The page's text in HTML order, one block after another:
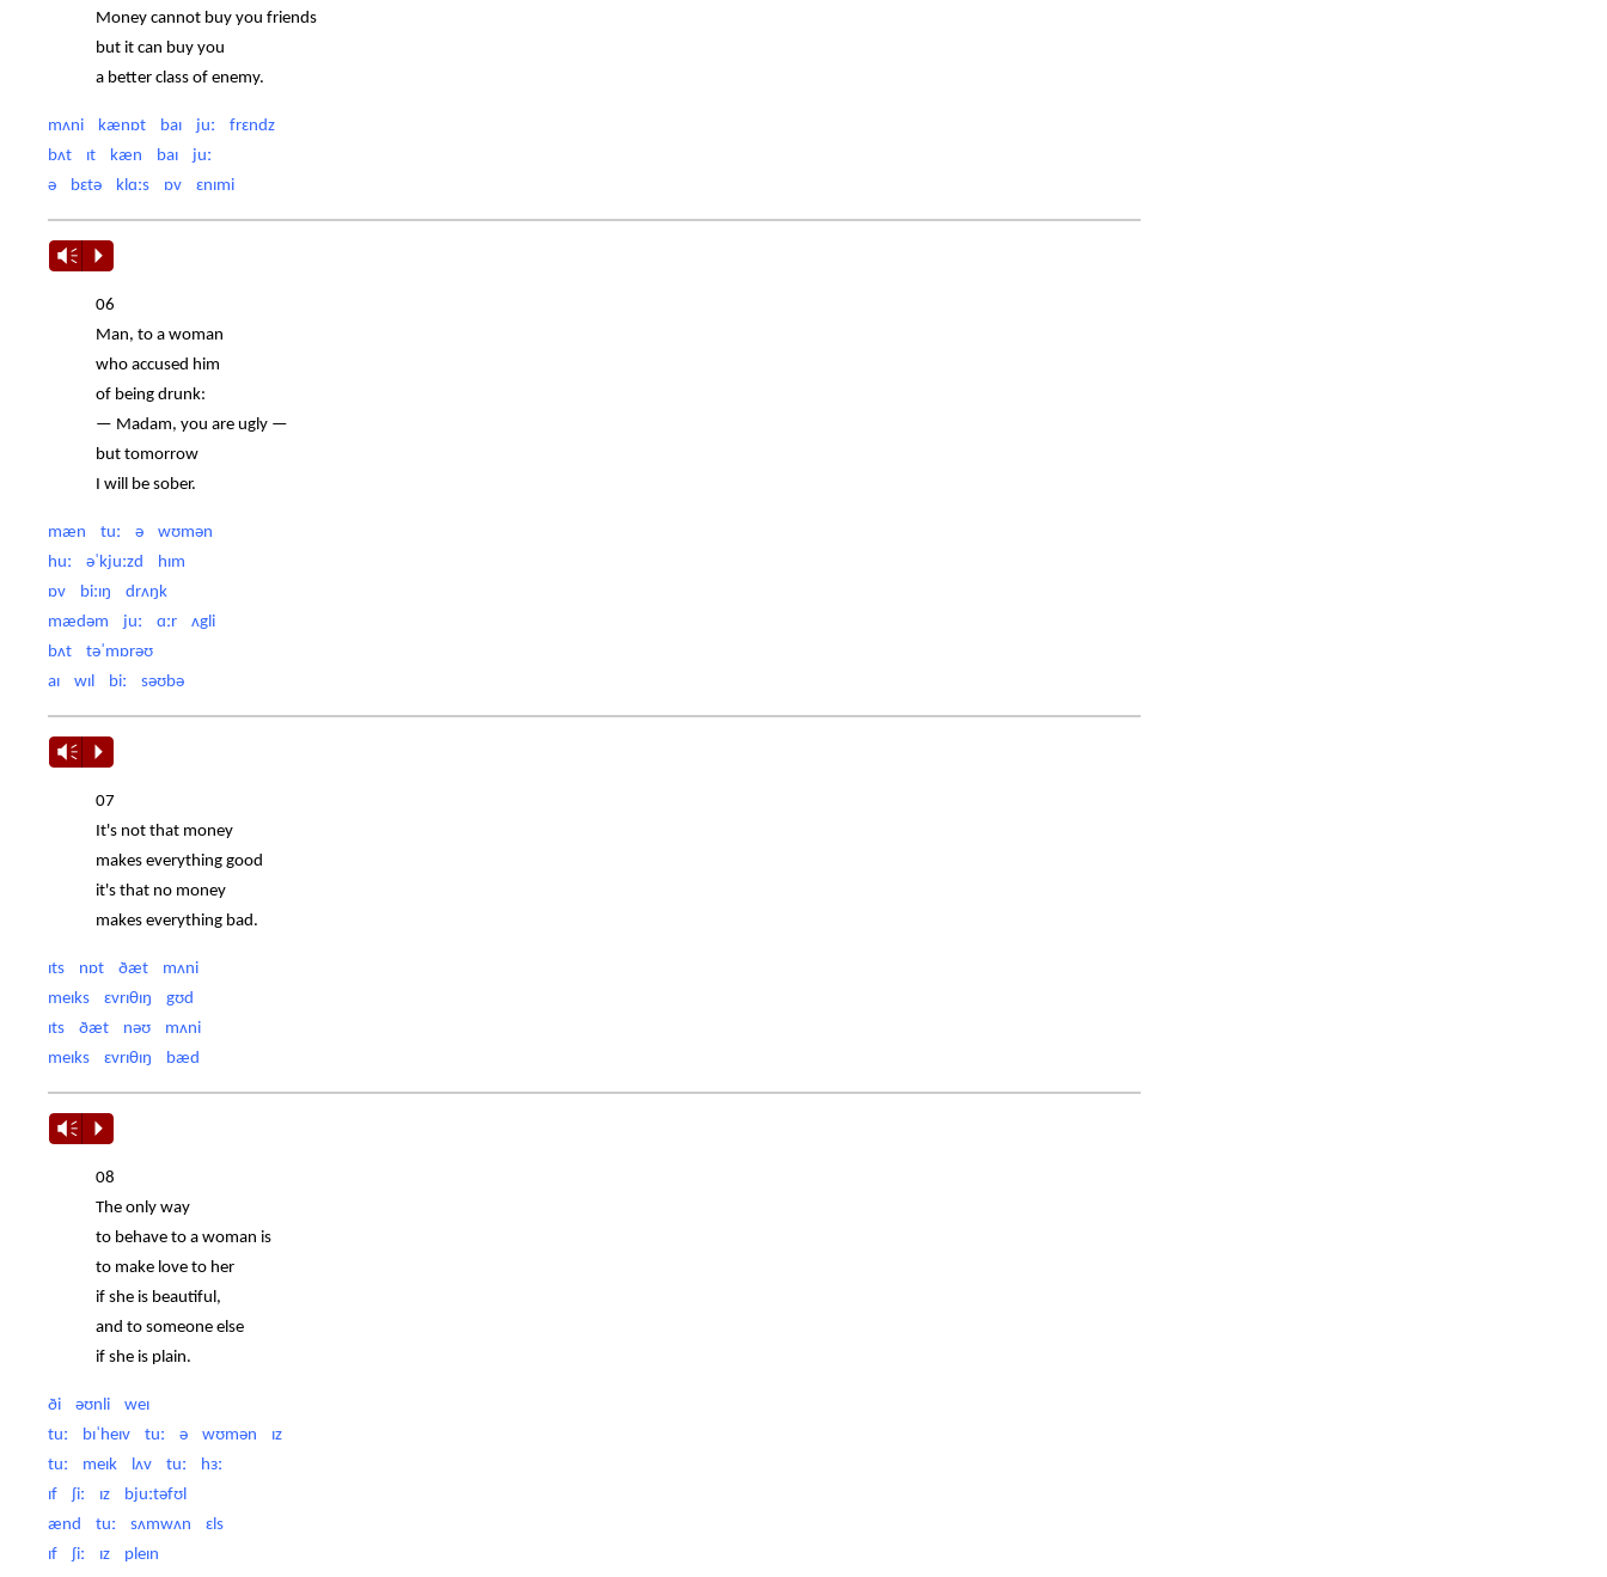
Money cannot buy you friends
but it can buy you
a better class of enemy.
mʌni kænɒt baɪ juː frɛndz
bʌt ɪt kæn baɪ juː
ə bɛtə klɑːs ɒv ɛnɪmi
Vm P
06
Man, to a woman
who accused him
of being drunk:
— Madam, you are ugly —
but tomorrow
I will be sober.
mæn tuː ə wʊmən
huː əˈkjuːzd hɪm
ɒv biːɪŋ drʌŋk
mædəm juː ɑːr ʌgli
bʌt təˈmɒrəʊ
aɪ wɪl biː səʊbə
Vm P
07
It's not that money
makes everything good
it's that no money
makes everything bad.
ɪts nɒt ðæt mʌni
meɪks ɛvrɪθɪŋ gʊd
ɪts ðæt nəʊ mʌni
meɪks ɛvrɪθɪŋ bæd
Vm P
08
The only way
to behave to a woman is
to make love to her
if she is beautiful,
and to someone else
if she is plain.
ði əʊnli weɪ
tuː bɪˈheɪv tuː ə wʊmən ɪz
tuː meɪk lʌv tuː hɜː
ɪf ʃiː ɪz bjuːtəfʊl
ænd tuː sʌmwʌn ɛls
ɪf ʃiː ɪz pleɪn